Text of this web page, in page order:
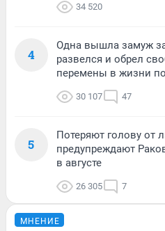
34 520
4
Одна вышла замуж
развелся и обрел
перемены в жизни
30 107 47
5
Потеряют голову от
предупреждают
в августе
26 305 7
МНЕНИЕ